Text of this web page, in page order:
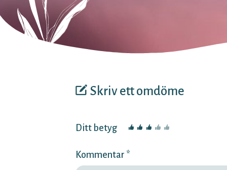
Kommentar *
Skriv ett omdöme
Ditt betyg